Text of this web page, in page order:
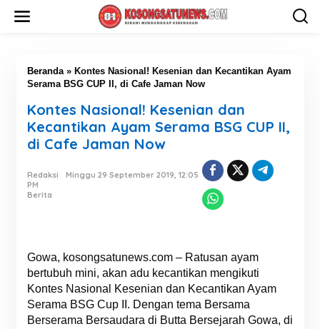
Beranda» Kontes Nasional! Kesenian dan Kecantikan Ayam
Serama BSG CUP II, di Cafe Jaman Now
Kontes Nasional! Kesenian dan
Kecantikan Ayam Serama BSG CUP II,
di Cafe Jaman Now
Redaksi
Minggu 29 September 2019, 12:05
PM
Berita
Gowa, kosongsatunews.com – Ratusan ayam
bertubuh mini, akan adu kecantikan mengikuti
Kontes Nasional Kesenian dan Kecantikan Ayam
Serama BSG Cup II. Dengan tema Bersama
Berserama Bersaudara di Butta Bersejarah Gowa, di